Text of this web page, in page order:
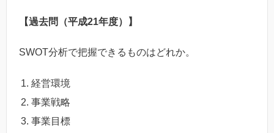
【過去問（平成21年度）】
SWOT分析で把握できるものはどれか。
経営環境
事業戦略
事業目標